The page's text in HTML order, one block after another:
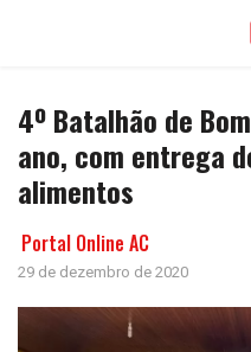
4º Batalhão de
ano, com entrega
alimentos
Portal Online AC
29 de dezembro de 2020